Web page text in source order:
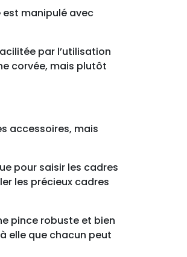
est manipulé avec
par l’utilisation
corvée, mais plutôt
accessoires, mais
pour saisir les cadres
les précieux cadres
pince robuste et bien
elle que chacun peut